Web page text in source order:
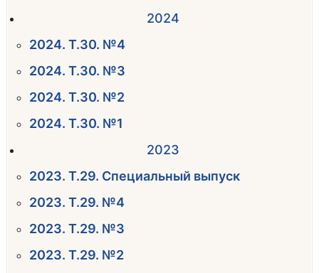
2024
2024. Т.30. №4
2024. Т.30. №3
2024. Т.30. №2
2024. Т.30. №1
2023
2023. Т.29. Специальный выпуск
2023. Т.29. №4
2023. Т.29. №3
2023. Т.29. №2